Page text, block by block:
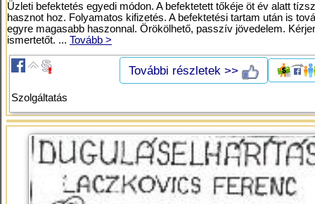
Üzleti befektetés egyedi módon. A befektetett tőkéje öt év alatt
hasznot hoz. Folyamatos kifizetés. A befektetési tartam után is
egyre magasabb haszonnal. Örökölhető, passzív jövedelem.
ismertetőt. ... Tovább >
További részletek >>
Szolgáltatás